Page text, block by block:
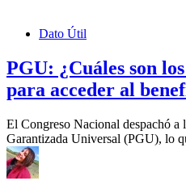
Dato Útil
PGU: ¿Cuáles son
para acceder al
El Congreso Nacional despachó a
Garantizada Universal (PGU), lo